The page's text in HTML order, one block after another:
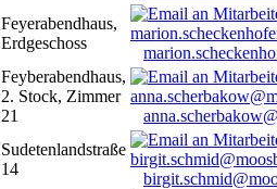
Feyerabendhaus,
Erdgeschoss
Feyberabendhaus,
2. Stock, Zimmer
21
Sudetenlandstraße
14